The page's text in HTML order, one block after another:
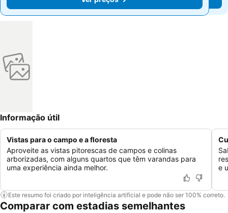
Informação útil
Vistas para o campo e a floresta
Aproveite as vistas pitorescas de campos e colinas
arborizadas, com alguns quartos que têm varandas para
uma experiência ainda melhor.
e
Este resumo foi criado por inteligência artificial e pode não ser 100% correto.
Comparar com estadias semelhantes